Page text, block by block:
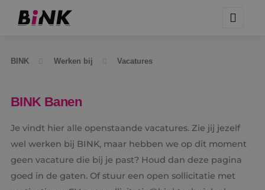
BINK Werken bij Vacatures
BINK Banen
Je vindt hier alle openstaande vacatures. Zie jij jezelf
wel werken bij BINK, maar hebben we op dit moment
geen vacature die bij je past? Houd dan deze pagina
goed in de gaten. Of stuur een open sollicitatie met